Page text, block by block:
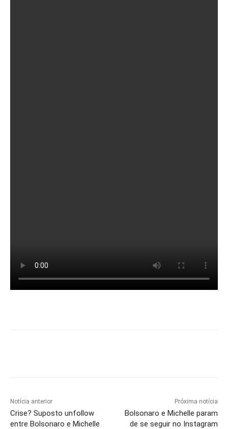
Notícia anterior
Crise? Suposto unfollow
entre Bolsonaro e Michelle
Próxima notícia
Bolsonaro e Michelle param
de se seguir no Instagram